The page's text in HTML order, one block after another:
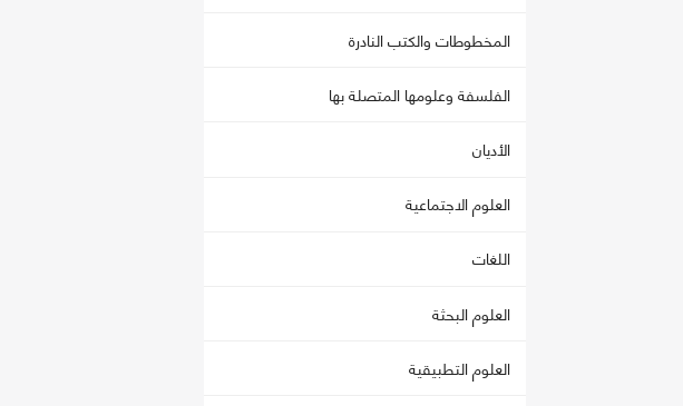
المخطوطات والكتب النادرة
الفلسفة وعلومها المتصلة بها
الأديان
العلوم الاجتماعية
اللغات
العلوم البحثة
العلوم التطبيقية